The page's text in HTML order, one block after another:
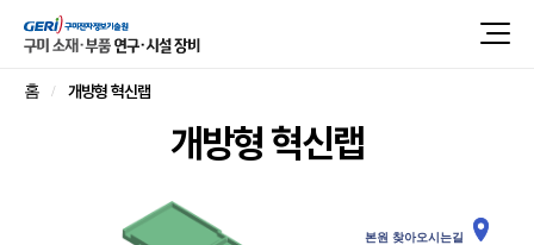
홈 개방형 혁신랩
개방형 혁신랩
본원 찾아오시는길